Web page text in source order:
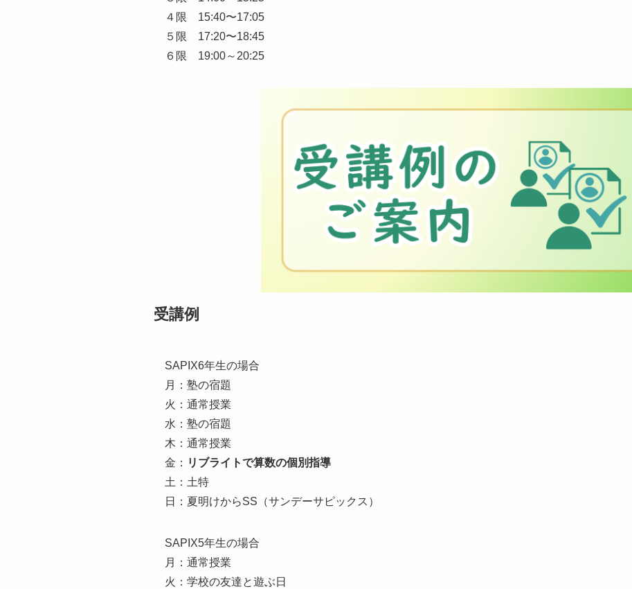
４限 15:40〜17:05
５限 17:20〜18:45
６限 19:00～20:25
受講例
SAPIX6年生の場合
月：塾の宿題
火：通常授業
水：塾の宿題
木：通常授業
金： リブライトで算数の個別指導
土：土特
日：夏明けからSS（サンデーサピックス）
SAPIX5年生の場合
月：通常授業
火：学校の友達と遊ぶ日